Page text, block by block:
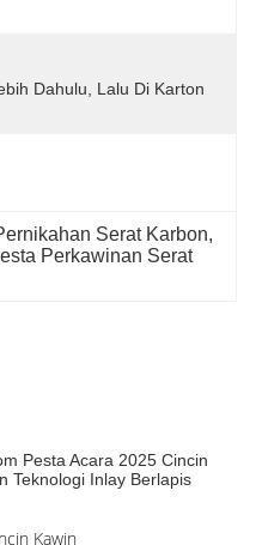
Dahulu, Lalu Di Karton
Serat Karbon
Perkawinan Serat
Pesta Acara 2025 Cincin
Teknologi Inlay Berlapis
Kawin